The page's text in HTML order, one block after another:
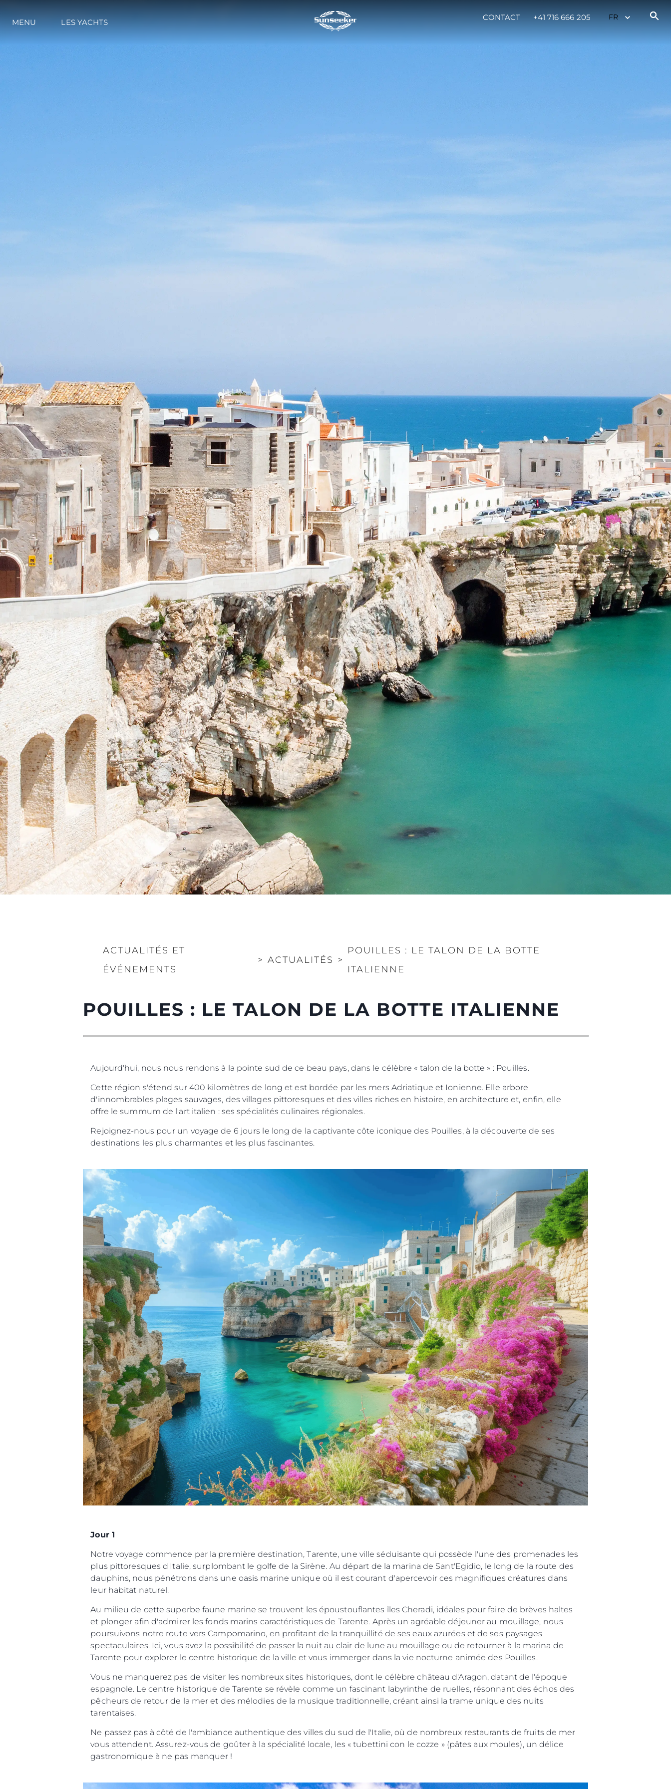
MENU LES YACHTS
CONTACT +41 716 666 205
ACTUALITÉS ET
ÉVÉNEMENTS
> ACTUALITÉS >
POUILLES : LE TALON DE LA BOTTE
ITALIENNE
POUILLES : LE TALON DE LA BOTTE ITALIENNE
Aujourd'hui, nous nous rendons à la pointe sud de ce beau pays, dans le célèbre « talon de la botte » : Pouilles.
Cette région s'étend sur 400 kilomètres de long et est bordée par les mers Adriatique et Ionienne. Elle arbore
d'innombrables plages sauvages, des villages pittoresques et des villes riches en histoire, en architecture et, enfin, elle
offre le summum de l'art italien : ses spécialités culinaires régionales.
Rejoignez-nous pour un voyage de 6 jours le long de la captivante côte iconique des Pouilles, à la découverte de ses
destinations les plus charmantes et les plus fascinantes.
Jour 1
Notre voyage commence par la première destination, Tarente, une ville séduisante qui possède l'une des promenades les
plus pittoresques d'Italie, surplombant le golfe de la Sirène. Au départ de la marina de Sant'Egidio, le long de la route des
dauphins, nous pénétrons dans une oasis marine unique où il est courant d'apercevoir ces magnifiques créatures dans
leur habitat naturel.
Au milieu de cette superbe faune marine se trouvent les époustouflantes îles Cheradi, idéales pour faire de brèves haltes
et plonger afin d'admirer les fonds marins caractéristiques de Tarente. Après un agréable déjeuner au mouillage, nous
poursuivons notre route vers Campomarino, en profitant de la tranquillité de ses eaux azurées et de ses paysages
spectaculaires. Ici, vous avez la possibilité de passer la nuit au clair de lune au mouillage ou de retourner à la marina de
Tarente pour explorer le centre historique de la ville et vous immerger dans la vie nocturne animée des Pouilles.
Vous ne manquerez pas de visiter les nombreux sites historiques, dont le célèbre château d'Aragon, datant de l'époque
espagnole. Le centre historique de Tarente se révèle comme un fascinant labyrinthe de ruelles, résonnant des échos des
pêcheurs de retour de la mer et des mélodies de la musique traditionnelle, créant ainsi la trame unique des nuits
tarentaises.
Ne passez pas à côté de l'ambiance authentique des villes du sud de l'Italie, où de nombreux restaurants de fruits de mer
vous attendent. Assurez-vous de goûter à la spécialité locale, les « tubettini con le cozze » (pâtes aux moules), un délice
gastronomique à ne pas manquer !